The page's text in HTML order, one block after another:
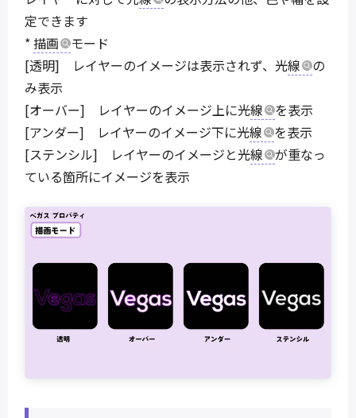
定できます
*描画
モード
[透明] レイヤーのイメージは表示されず、光線
の
み表示
[オーバー] レイヤーのイメージ上に光線
を表示
[アンダー] レイヤーのイメージ下に光線
を表示
[ステンシル] レイヤーのイメージと光線
が重なっ
ている箇所にイメージを表示